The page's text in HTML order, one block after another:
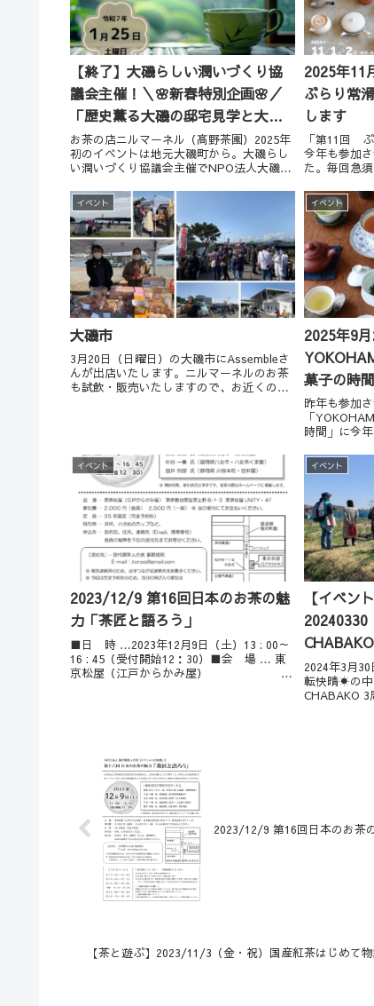
【終了】大磯らしい潤いづくり協
議会主催！＼🌸新春特別企画🌸／
「歴史薫る大磯の邸宅見学と大磯
ブレンドティーをいただく優雅な
ひととき」
お茶の店ニルマーネル（髙野茶園）2025年
初のイベントは地元大磯町から。大磯らし
い潤いづくり協議会主催でNPO法人大磯ガ
す。大磯町を歩き、鴫立庵で偉人シリーズ
と大磯銘菓を楽しんでいただきます。
2025年11
ぶらり常
します
「第11回
今年も参加
た。毎回急
す。急須好
て、店を抜
り。笑今年
イベント
大磯市
3月20日（日曜日）の大磯市にAssembleさ
んが出店いたします。ニルマーネルのお茶
も試飲・販売いたしますので、お近くの方
イベント
2025年9月
菓子の時
昨年も参加
「
時間」に今
くさんで、
きました。
イベント
2023/12/9 第16回日本のお茶の魅
力「茶匠と語ろう」
■日 時 …2023年12月9日（土）13 : 00～
16 : 45（受付開始12：30）■会 場 … 東
京松屋（江戸からかみ屋） 東
イベント
【イベン
20240330
旅」
2024年3月
転快晴☀️の中
CHABAKO 3
2023/12/9 第16回日本のお茶
【茶と遊ぶ】2023/11/3（金・祝）国産紅茶はじめて